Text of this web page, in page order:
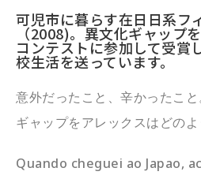
可児市に暮らす在日日系フ
（2008)。異文化ギャップ
コンテストに参加して受賞
校生活を送っています。
意外だったこと、辛かったこ
ギャップをアレックスはどのよ
Quando cheguei ao Japao,